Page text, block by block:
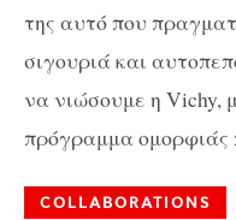
της αυτό που
σιγουριά και
να νιώσουμε η Vichy,
πρόγραμμα ομορφιάς
COLLABORATIONS